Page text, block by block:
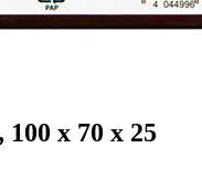
х 70 х 25